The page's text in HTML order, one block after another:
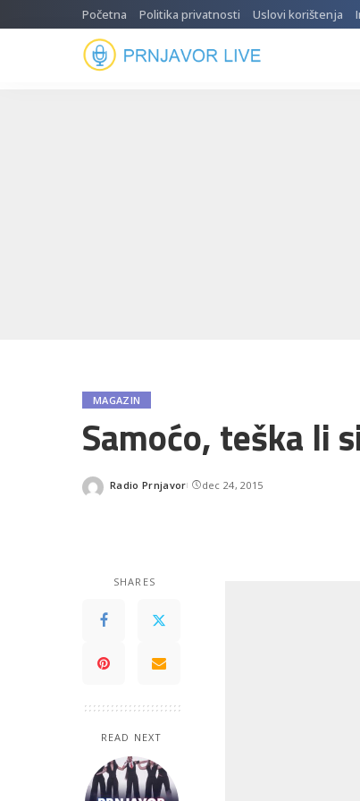
Početna Politika privatnosti Uslovi korištenja
MAGAZIN
Samoćo, teška li
Posted
Radio Prnjavor dec 24, 2015
SHARES
READ NEXT